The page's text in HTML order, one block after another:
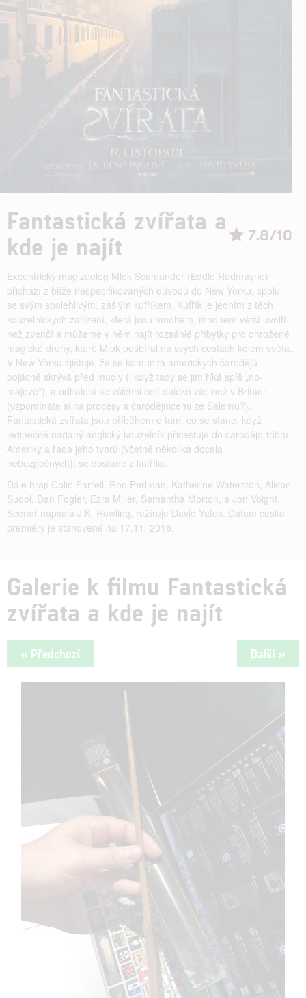
7.8/10
Fantastická zvířata a
kde je najít
Excentrický magizoolog Mlok Scamander (Eddie Redmayne)
přichází z blíže nespecifikovaných důvodů do New Yorku, spolu
se svým spolehlivým, zašlým kufříkem. Kufřík je jedním z těch
kouzelnických zařízení, která jsou mnohem, mnohem větší uvnitř
než zvenčí a můžeme v něm najít rozsáhlé příbytky pro ohrožené
magické druhy, které Mlok posbíral na svých cestách kolem světa.
V New Yorku zjišťuje, že se komunita amerických čarodějů
bojácně skrývá před mudly (i když tady se jim říká spíš „no-
majové“), a odhalení se všichni bojí daleko víc, než v Británii
(vzpomínáte si na procesy s čarodějnicemi ze Salemu?).
Fantastická zvířata jsou příběhem o tom, co se stane, když
jedinečně nadaný anglický kouzelník přicestuje do čarodějo-fóbní
Ameriky a řada jeho tvorů (včetně několika docela
nebezpečných), se dostane z kufříku.
Dále hrají Colin Farrell, Ron Perlman, Katherine Waterston, Alison
Sudol, Dan Fogler, Ezra Miller, Samantha Morton, a Jon Voight.
Scénář napsala J.K. Rowling, režíruje David Yates. Datum české
premiéry je stanovené na 17.11. 2016.
Galerie k filmu Fantastická
zvířata a kde je najít
« Předchozí Další »